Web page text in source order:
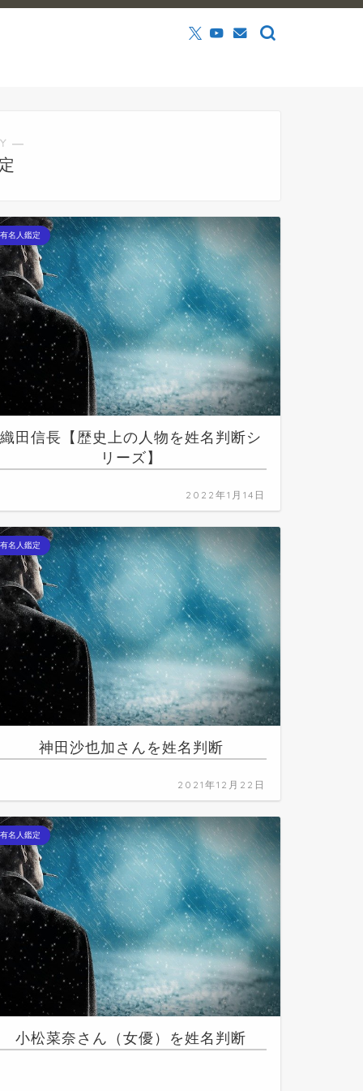
―
有名人鑑定
織田信長【歴史上の人物を姓名判断シ
リーズ】
2022年1月14日
有名人鑑定
神田沙也加さんを姓名判断
2021年12月22日
有名人鑑定
小松菜奈さん（女優）を姓名判断